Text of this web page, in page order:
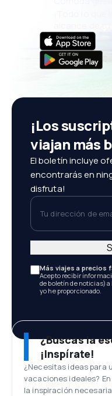
¡Todo lo
¡Los
viajan más
El boletín incluye
encontrarás en
disfruta!
Tu dirección de email
Más viajes a precios
Acepto recibir
de boletín de noticias)
yo he proporcionado.
¿Buscas la
¡Inspírate!
¿Necesitas ideas para
vacaciones ideales?
la inspiración